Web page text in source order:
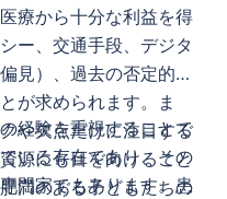
療から十分な利益を得
ー、交通手段、デジタ
見）、過去の否定的な
が求められます。ま
や欠点だけに注目する
源にも目を向けること
満のある子どもたちの
経験を重視することで
いる存在であり、その
門家でもあります。患